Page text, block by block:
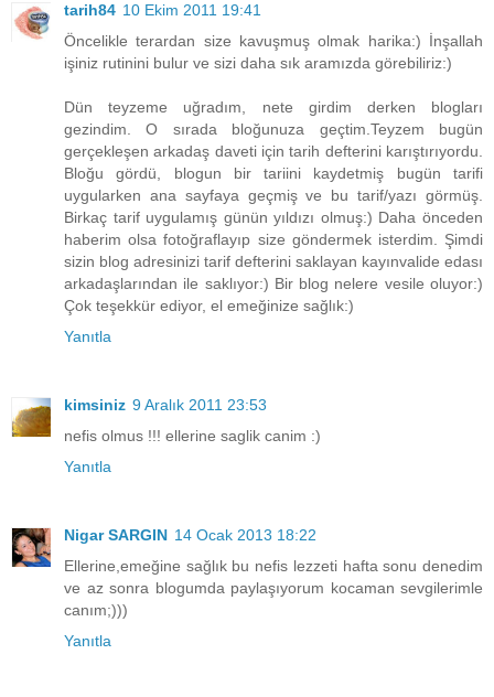
tarih84 10 Ekim 2011 19:41
Öncelikle terardan size kavuşmuş olmak harika:) İnşallah
işiniz rutinini bulur ve sizi daha sık aramızda görebiliriz:)
Dün teyzeme uğradım, nete girdim derken blogları
gezindim. O sırada bloğunuza geçtim.Teyzem bugün
gerçekleşen arkadaş daveti için tarih defterini karıştırıyordu.
Bloğu gördü, blogun bir tariini kaydetmiş bugün tarifi
uygularken ana sayfaya geçmiş ve bu tarif/yazı görmüş.
Birkaç tarif uygulamış günün yıldızı olmuş:) Daha önceden
haberim olsa fotoğraflayıp size göndermek isterdim. Şimdi
sizin blog adresinizi tarif defterini saklayan kayınvalide edası
arkadaşlarından ile saklıyor:) Bir blog nelere vesile oluyor:)
Çok teşekkür ediyor, el emeğinize sağlık:)
Yanıtla
kimsiniz 9 Aralık 2011 23:53
nefis olmus !!! ellerine saglik canim :)
Yanıtla
Nigar SARGIN 14 Ocak 2013 18:22
Ellerine,emeğine sağlık bu nefis lezzeti hafta sonu denedim
ve az sonra blogumda paylaşıyorum kocaman sevgilerimle
canım;)))
Yanıtla